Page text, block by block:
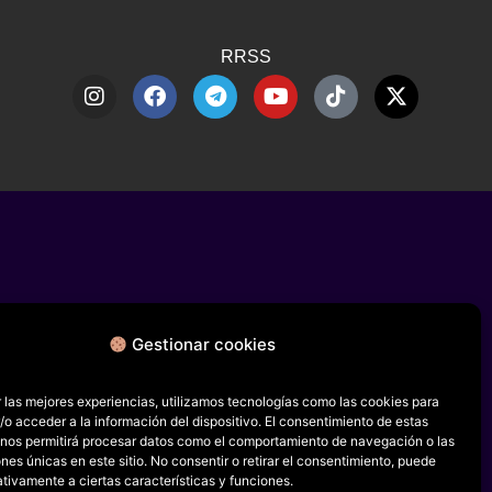
Gestionar cookies
las mejores experiencias, utilizamos tecnologías como las cookies para
o acceder a la información del dispositivo. El consentimiento de estas
permitirá procesar datos como el comportamiento de navegación o las
únicas en este sitio. No consentir o retirar el consentimiento, puede
a ciertas características y funciones.
RRSS